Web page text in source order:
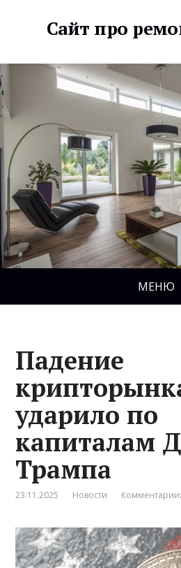
Сайт про
МЕНЮ
Падение
ударило по
капиталам
Трампа
23.11.2025 Новости